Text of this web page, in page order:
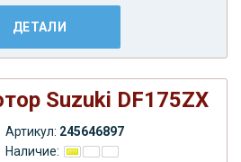
ДЕТАЛИ
Suzuki DF175ZX
Артикул: 245646897
Наличие: